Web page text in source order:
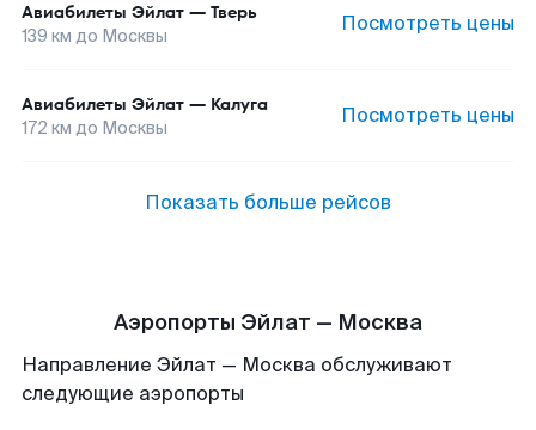
Авиабилеты Эйлат — Тверь
139 км до Москвы Посмотреть цены
Авиабилеты Эйлат — Калуга
172 км до Москвы Посмотреть цены
Показать больше рейсов
Аэропорты Эйлат — Москва
Направление Эйлат — Москва обслуживают
следующие аэропорты